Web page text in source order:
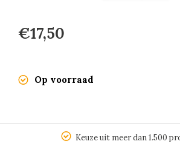
€17,50
Op voorraad
Keuze uit meer dan 1.500